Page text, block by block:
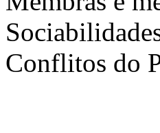
Conflitos do